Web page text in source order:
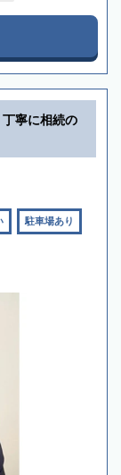
丁寧に相続の
駐車場あり